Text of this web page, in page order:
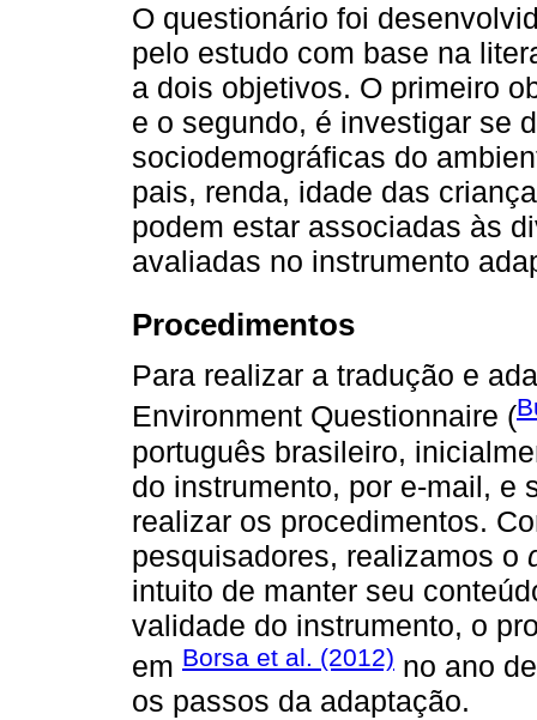
O questionário foi
pelo estudo com base na
a dois objetivos. O primeiro
e o segundo, é investigar se
sociodemográficas do
pais, renda, idade das
podem estar associadas às
avaliadas no instrumento
Procedimentos
Para realizar a tradução e
Environment Questionnaire (
português brasileiro,
do instrumento, por e-mail, e
realizar os procedimentos.
pesquisadores, realizamos o
intuito de manter seu
validade do instrumento, o
em Borsa et al. (2012) no ano
os passos da adaptação.